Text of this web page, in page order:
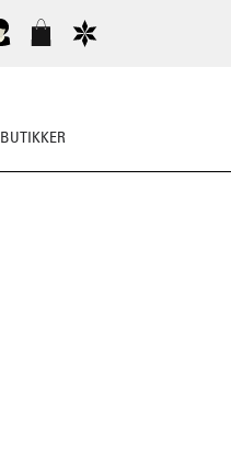
BUTIKKER